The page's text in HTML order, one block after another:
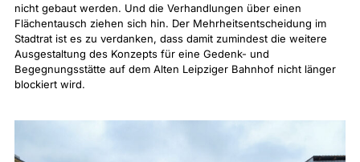
nicht gebaut werden. Und die Verhandlungen über einen
Flächentausch ziehen sich hin. Der Mehrheitsentscheidung im
Stadtrat ist es zu verdanken, dass damit zumindest die weitere
Ausgestaltung des Konzepts für eine Gedenk- und
Begegnungsstätte auf dem Alten Leipziger Bahnhof nicht länger
blockiert wird.